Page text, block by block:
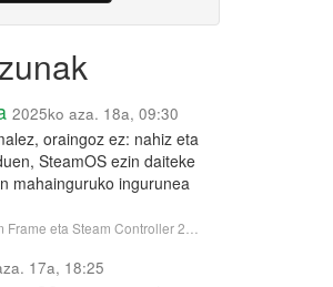
2025ko aza. 18a, 09:30
oraingoz ez: nahiz eta
SteamOS ezin daiteke
mahainguruko ingurunea
Frame eta Steam Controller 2…
17a, 18:25